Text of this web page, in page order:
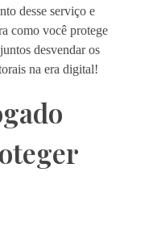
desse serviço e
como você protege
desvendar os
na era digital!